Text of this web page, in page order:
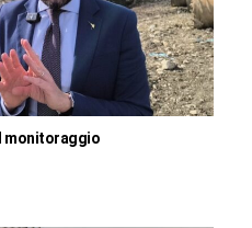
monitoraggio